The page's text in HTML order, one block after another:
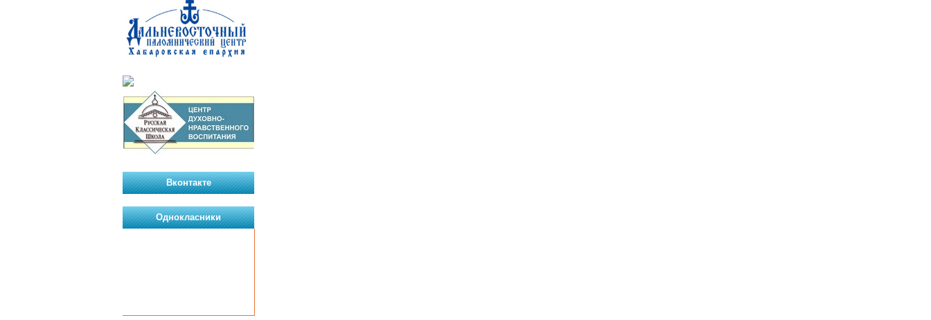
Вконтакте
Однокласники